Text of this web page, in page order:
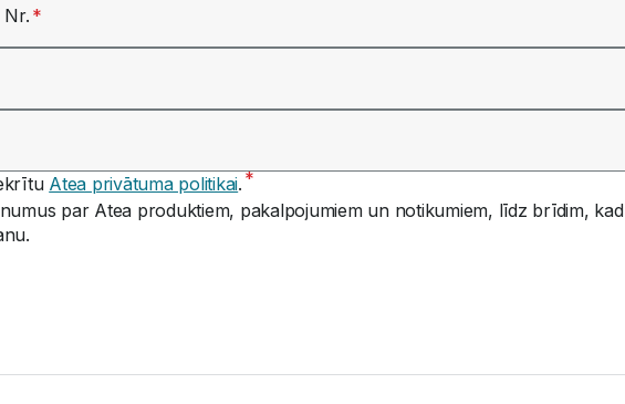
Atea privātuma politikai.
par Atea produktiem, pakalpojumiem un notikumiem, līdz brīdim, kad